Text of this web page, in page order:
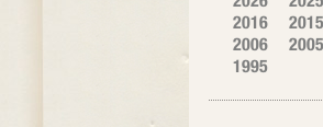
2016
2015
2006
2005
1995